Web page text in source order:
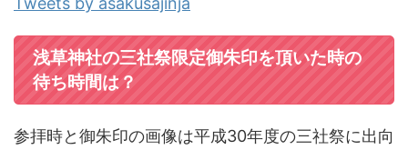
浅草神社の三社祭限定御朱印を頂いた時の
待ち時間は？
参拝時と御朱印の画像は平成30年度の三社祭に出向